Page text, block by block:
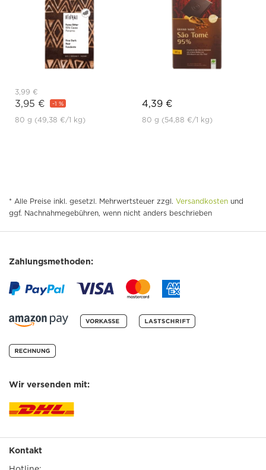
3,99 €
3,95 € -1 %
80 g (49,38 €/1 kg)
4,39 €
80 g (54,88 €/1 kg)
* Alle Preise inkl. gesetzl. Mehrwertsteuer zzgl. Versandkosten und
ggf. Nachnahmegebühren, wenn nicht anders beschrieben
Zahlungsmethoden:
Wir versenden mit:
Kontakt